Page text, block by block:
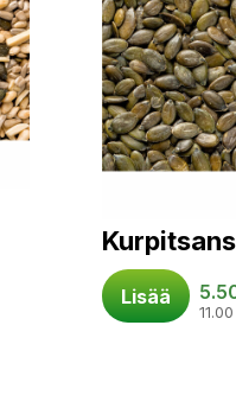
Lisää
11.00